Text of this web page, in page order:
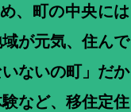
、町の中央には
が元気、住んで
ないの町」だか
など、移住定住